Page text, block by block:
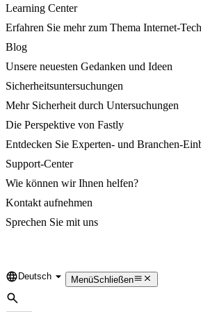
Learning Center
Erfahren Sie mehr zum Thema Internet-
Blog
Unsere neuesten Gedanken und Ideen
Sicherheitsuntersuchungen
Mehr Sicherheit durch Untersuchungen
Die Perspektive von Fastly
Entdecken Sie Experten- und Branchen-
Support-Center
Wie können wir Ihnen helfen?
Kontakt aufnehmen
Sprechen Sie mit uns
Language
Deutsch MenüSchließen
Suche